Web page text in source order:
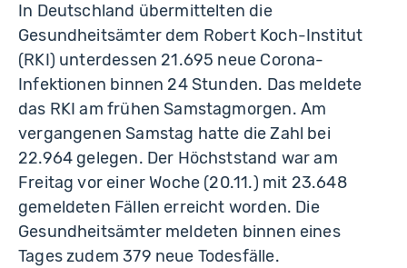
In Deutschland übermittelten die
Gesundheitsämter dem Robert Koch-Institut
(RKI) unterdessen 21.695 neue Corona-
Infektionen binnen 24 Stunden. Das meldete
das RKI am frühen Samstagmorgen. Am
vergangenen Samstag hatte die Zahl bei
22.964 gelegen. Der Höchststand war am
Freitag vor einer Woche (20.11.) mit 23.648
gemeldeten Fällen erreicht worden. Die
Gesundheitsämter meldeten binnen eines
Tages zudem 379 neue Todesfälle.